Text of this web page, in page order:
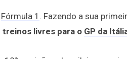
Fórmula 1 . Fazendo a sua
treinos livres para o GP da